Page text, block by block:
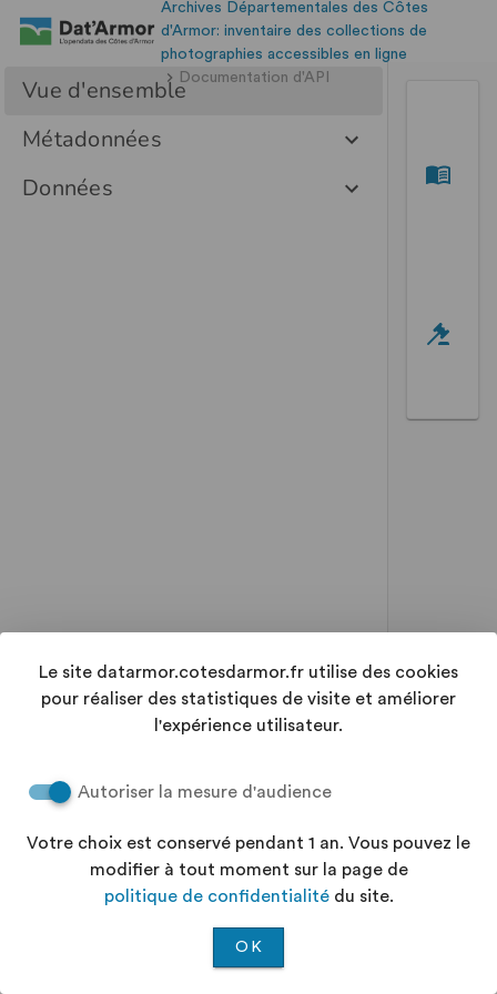
Archives Départementales des Côtes
d'Armor: inventaire des collections de
photographies accessibles en ligne
Documentation d'API
Le site datarmor.cotesdarmor.fr utilise des cookies
pour réaliser des statistiques de visite et améliorer
l'expérience utilisateur.
Autoriser la mesure d'audience
Votre choix est conservé pendant 1 an. Vous pouvez le
modifier à tout moment sur la page de
politique de confidentialitédu site.
OK